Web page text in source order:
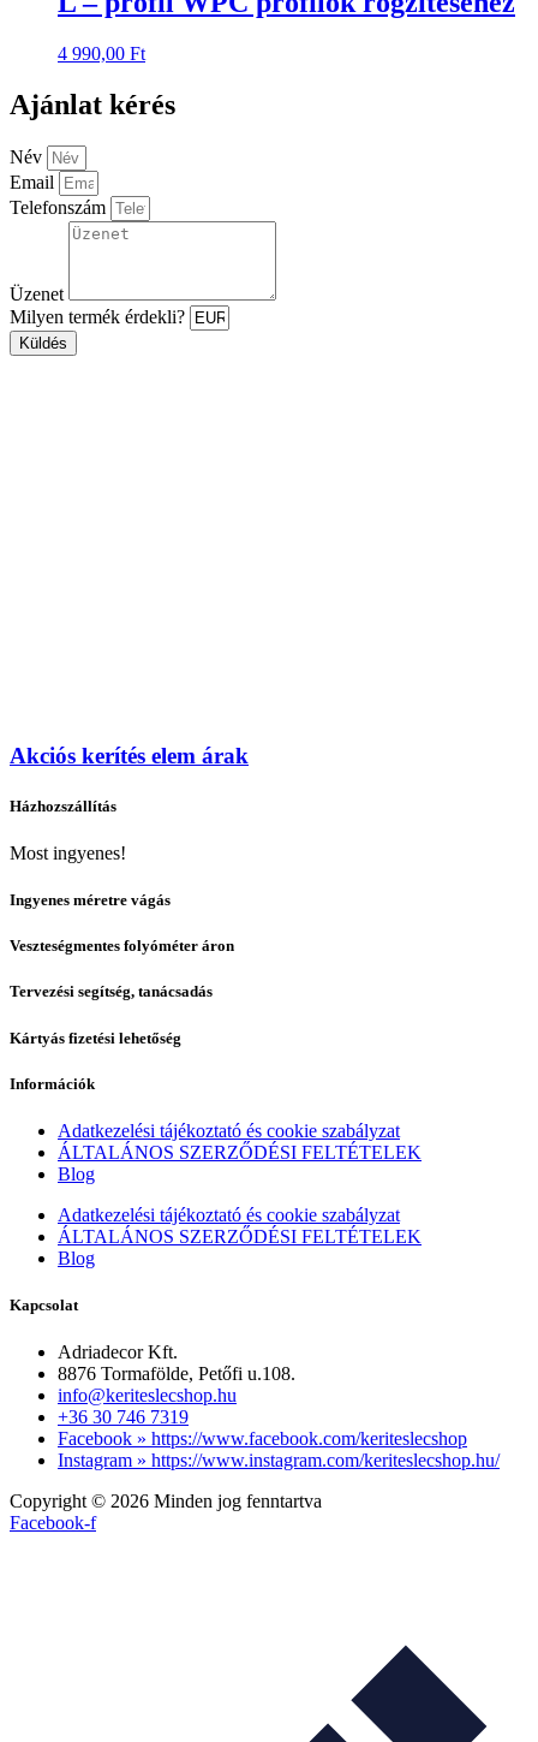
4 990,00 Ft
Ajánlat kérés
Név
Email
Telefonszám
Üzenet
Milyen termék érdekli?
Küldés
Akciós kerítés elem árak
Házhozszállítás
Most ingyenes!
Ingyenes méretre vágás
Veszteségmentes folyóméter áron
Tervezési segítség, tanácsadás
Kártyás fizetési lehetőség
Információk
Adatkezelési tájékoztató és cookie szabályzat
ÁLTALÁNOS SZERZŐDÉSI FELTÉTELEK
Blog
Adatkezelési tájékoztató és cookie szabályzat
ÁLTALÁNOS SZERZŐDÉSI FELTÉTELEK
Blog
Kapcsolat
Adriadecor Kft.
8876 Tormafölde, Petőfi u.108.
info@keriteslecshop.hu
+36 30 746 7319
Facebook » https://www.facebook.com/keriteslecshop
Instagram » https://www.instagram.com/keriteslecshop.hu/
Copyright © 2026 Minden jog fenntartva
Facebook-f